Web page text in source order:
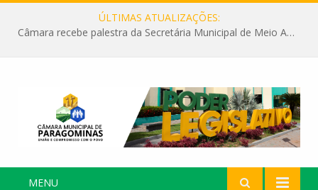
ÚLTIMAS ATUALIZAÇÕES:
Câmara recebe palestra da Secretária Municipal de Meio Ambiente sobre as ações da “SEMANA DO MEIO AMBIENTE”
MENU